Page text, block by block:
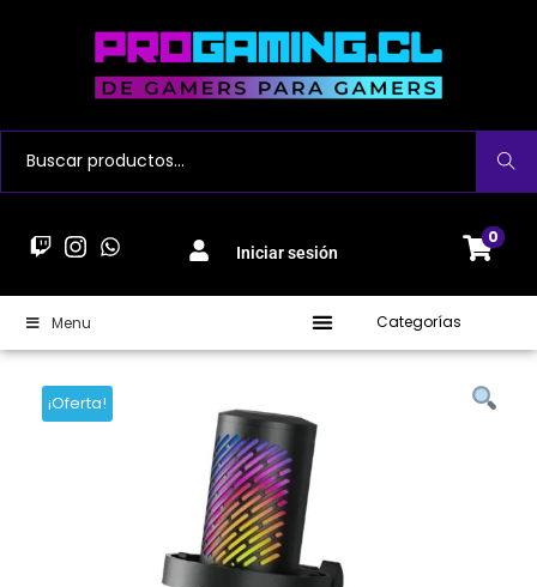
Buscar
Iniciar sesión
0
Menu Categorías
¡Oferta!